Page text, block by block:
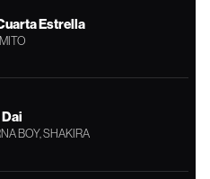
Estrella
BOY, SHAKIRA